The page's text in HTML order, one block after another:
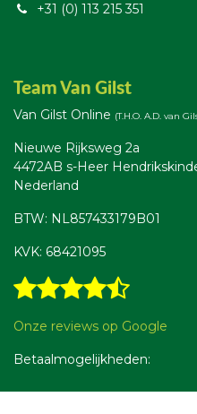
+31 (0) 113 215 351
Team Van Gilst
Van Gilst Online (T.H.O. A.D. van
Nieuwe Rijksweg 2a
4472AB s-Heer
Nederland
BTW: NL857433179B01
KVK: 68421095
Onze reviews op Google
Betaalmogelijkheden: